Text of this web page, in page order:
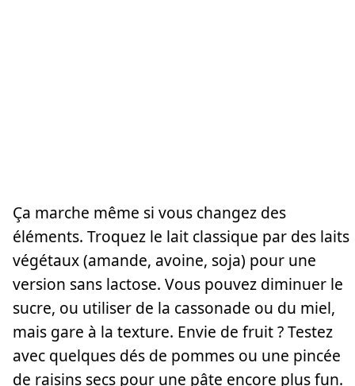
Ça marche même si vous changez des
éléments. Troquez le lait classique par des laits
végétaux (amande, avoine, soja) pour une
version sans lactose. Vous pouvez diminuer le
sucre, ou utiliser de la cassonade ou du miel,
mais gare à la texture. Envie de fruit ? Testez
avec quelques dés de pommes ou une pincée
de raisins secs pour une pâte encore plus fun.